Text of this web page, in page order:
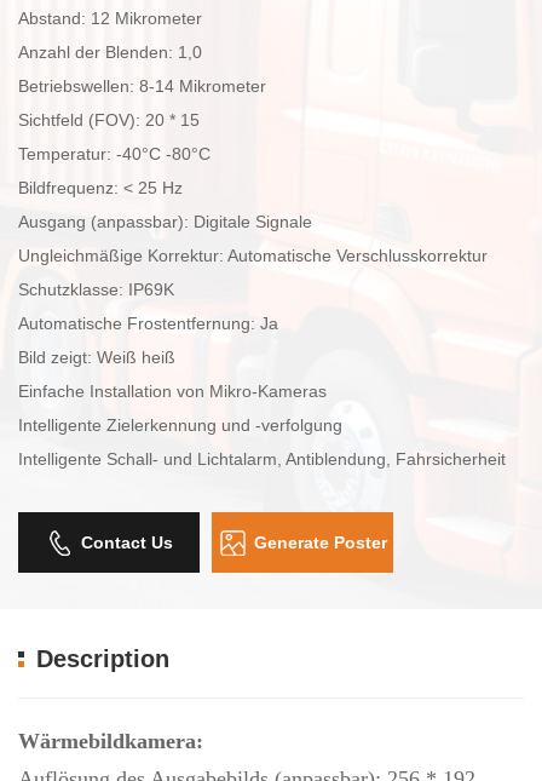
Abstand: 12 Mikrometer
Anzahl der Blenden: 1,0
Betriebswellen: 8-14 Mikrometer
Sichtfeld (FOV): 20 * 15
Temperatur: -40°C -80°C
Bildfrequenz: < 25 Hz
Ausgang (anpassbar): Digitale Signale
Ungleichmäßige Korrektur: Automatische Verschlusskorrektur
Schutzklasse: IP69K
Automatische Frostentfernung: Ja
Bild zeigt: Weiß heiß
Einfache Installation von Mikro-Kameras
Intelligente Zielerkennung und -verfolgung
Intelligente Schall- und Lichtalarm, Antiblendung, Fahrsicherheit
Contact Us Generate Poster
Description
Wärmebildkamera: